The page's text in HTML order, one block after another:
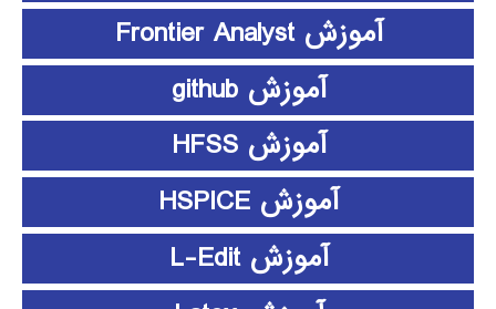
آموزش Frontier Analyst
آموزش github
آموزش HFSS
آموزش HSPICE
آموزش L-Edit